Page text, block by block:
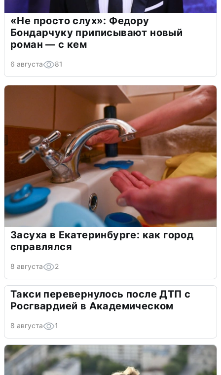
«Не просто слух»: Федору
Бондарчуку приписывают новый
роман — с кем
6 августа 81
Засуха в Екатеринбурге: как город
справлялся
8 августа 2
Такси перевернулось после ДТП с
Росгвардией в Академическом
8 августа 1